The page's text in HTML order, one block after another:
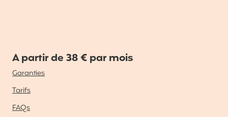
A partir de 38 € par mois
Garanties
Tarifs
FAQs